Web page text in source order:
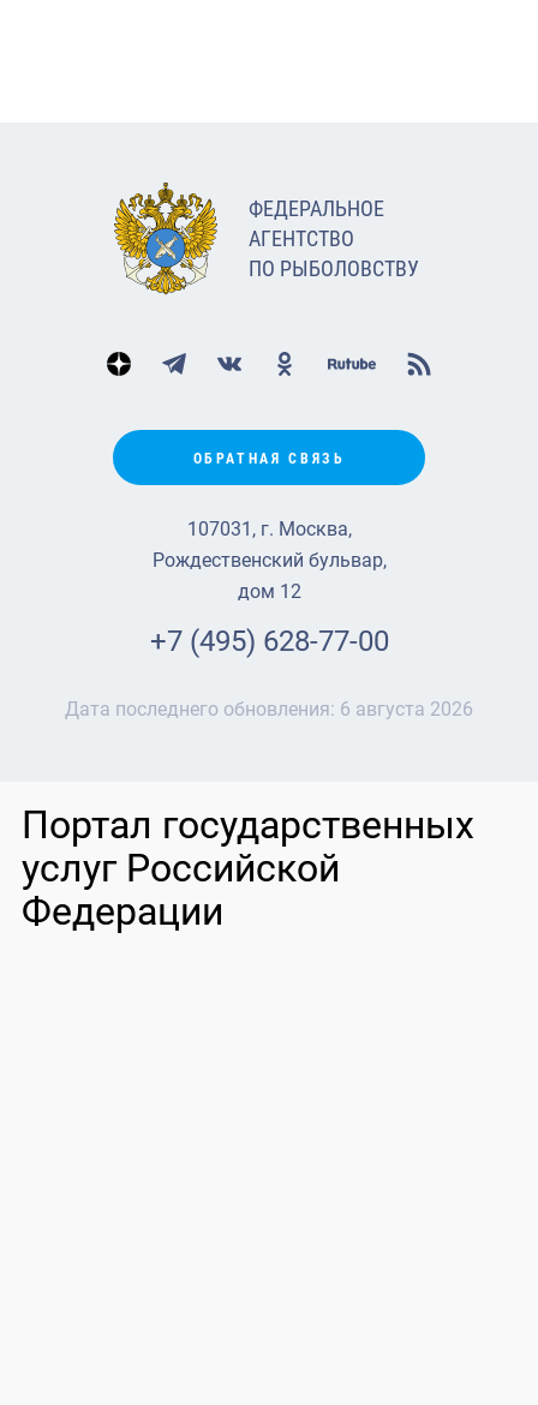
ФЕДЕРАЛЬНОЕ
АГЕНТСТВО
ПО РЫБОЛОВСТВУ
ОБРАТНАЯ СВЯЗЬ
107031, г. Москва,
Рождественский бульвар,
дом 12
+7 (495) 628-77-00
Дата последнего обновления: 6 августа 2026
Портал государственных
услуг Российской
Федерации